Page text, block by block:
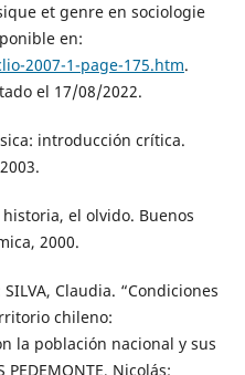
et genre en sociologie
en:
2007-1-page-175.htm.
el 17/08/2022.
introducción crítica.
historia, el olvido. Buenos
2000.
SILVA, Claudia. “Condiciones
chileno:
la población nacional y sus
Nicolás;